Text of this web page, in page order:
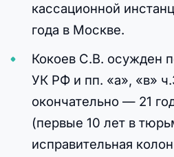
кассационной
года в Москве.
Кокоев С.В. осужден
УК РФ и пп. «а», «в»
окончательно — 21
(первые 10 лет в
исправительная